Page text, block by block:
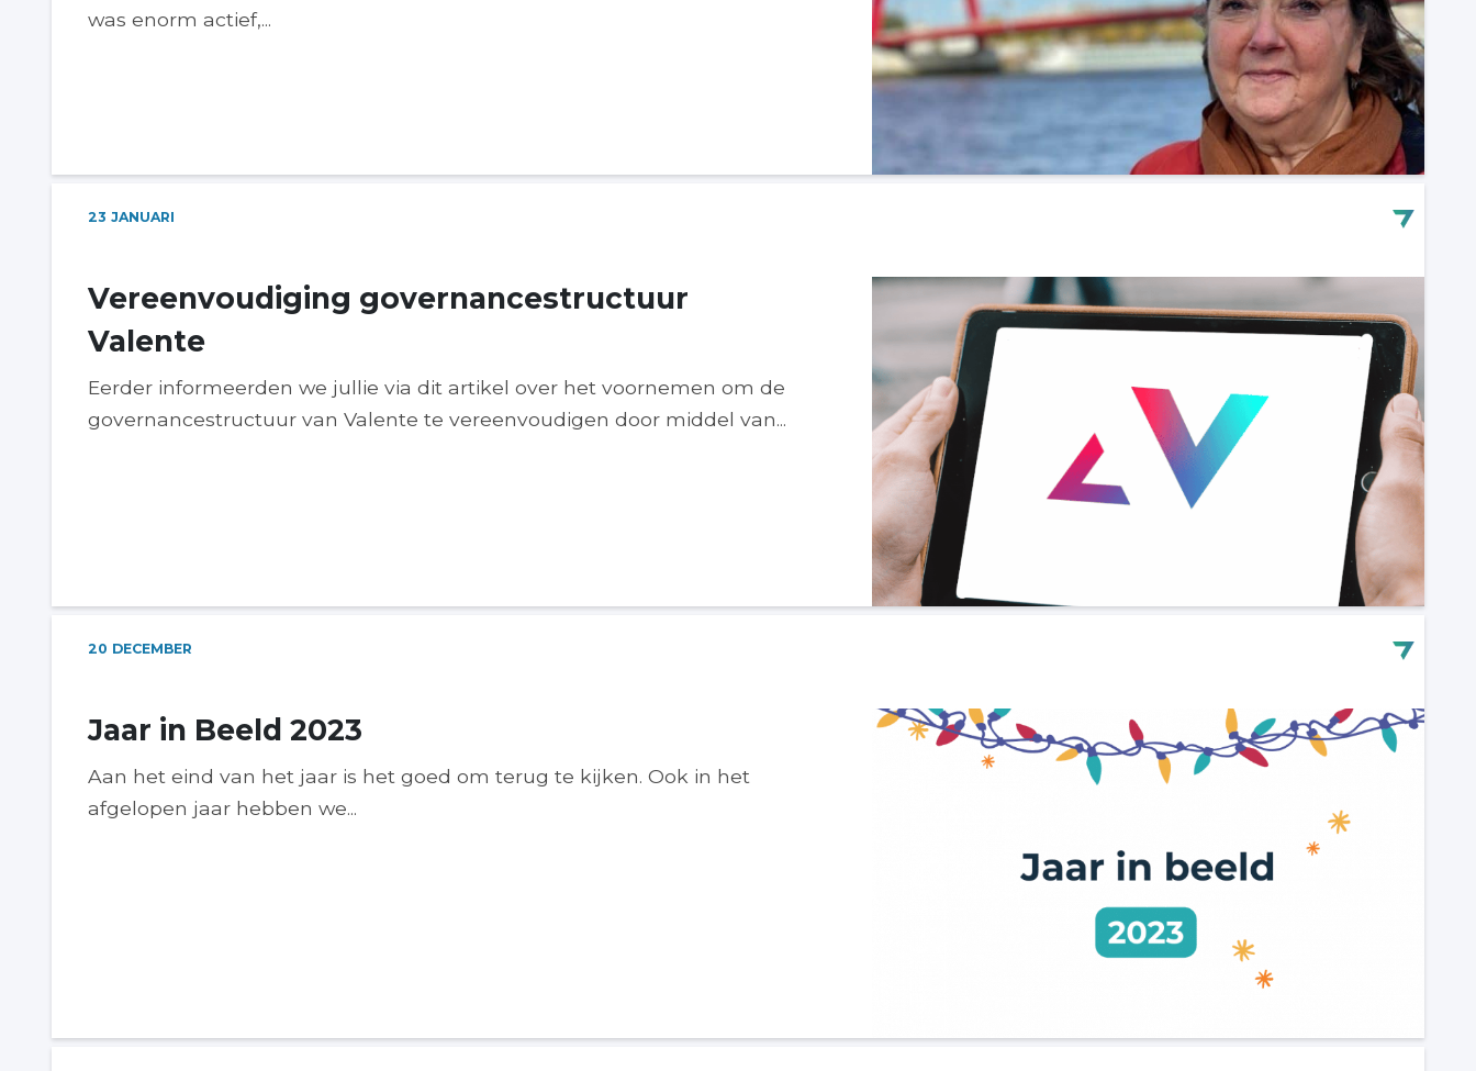
was enorm actief,...
23 JANUARI
Vereenvoudiging governancestructuur
Valente
Eerder informeerden we jullie via dit artikel over het voornemen om de
governancestructuur van Valente te vereenvoudigen door middel van...
20 DECEMBER
Jaar in Beeld 2023
Aan het eind van het jaar is het goed om terug te kijken. Ook in het
afgelopen jaar hebben we...